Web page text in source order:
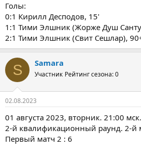
Голы:
0:1 Кирилл Десподов, 15'
1:1 Тими Элшник (Жорже Душ
2:1 Тими Элшник (Свит Сешлар),
S Samara
Участник Рейтинг сезона: 0
02.08.2023
01 августа 2023, вторник. 21:00 мск.
2-й квалификационный раунд. 2-й
Первый матч 2 : 6